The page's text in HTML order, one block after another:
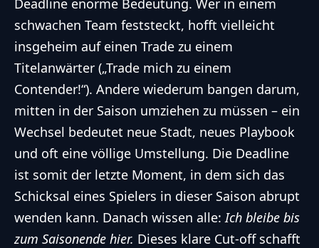
schwachen Team feststeckt, hofft vielleicht
insgeheim auf einen Trade zu einem
Titelanwärter („Trade mich zu einem
Contender!“). Andere wiederum bangen darum,
mitten in der Saison umziehen zu müssen – ein
Wechsel bedeutet neue Stadt, neues Playbook
und oft eine völlige Umstellung. Die Deadline
ist somit der letzte Moment, in dem sich das
Schicksal eines Spielers in dieser Saison abrupt
wenden kann. Danach wissen alle: Ich bleibe bis
zum Saisonende hier. Dieses klare Cut-off schafft